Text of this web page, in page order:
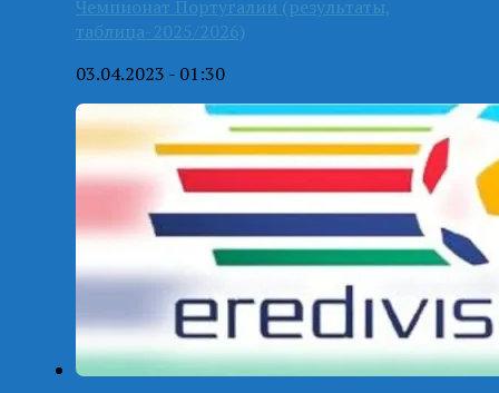
Чемпионат Португалии (результаты,
таблица-2025/2026)
03.04.2023 - 01:30